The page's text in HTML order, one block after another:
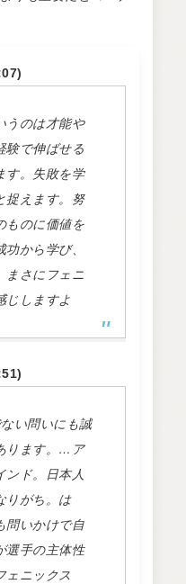
うのは才能や
験で伸ばせる
す。失敗を学
捉えます。努
ものに価値を
から学び、
まさにフェニ
じしますよ
い問いにも誠
ります。…ア
ンド。日本人
りがち。は
問いかけで自
選手の主体性
ェニックス